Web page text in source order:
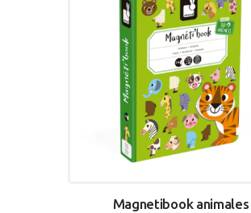
Magnetibook animales